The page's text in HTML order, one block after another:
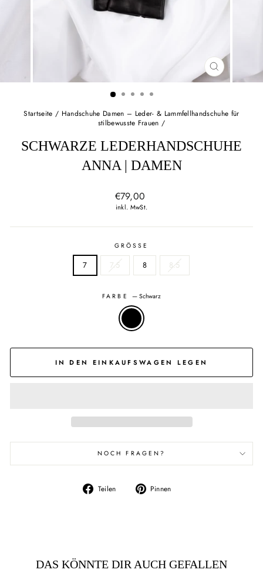
ESC)
Startseite / Handschuhe Damen – Leder- & Lammfellhandschuhe für
stilbewusste Frauen /
SCHWARZE LEDERHANDSCHUHE
ANNA | DAMEN
Normaler
Preis
€79,00
inkl. MwSt.
GRÖSSE
7 7.5 8 8.5
FARBE — Schwarz
IN DEN EINKAUFSWAGEN LEGEN
NOCH FRAGEN?
Teilen
Auf
Facebook
Pinnen
DAS KÖNNTE DIR AUCH GEFALLEN